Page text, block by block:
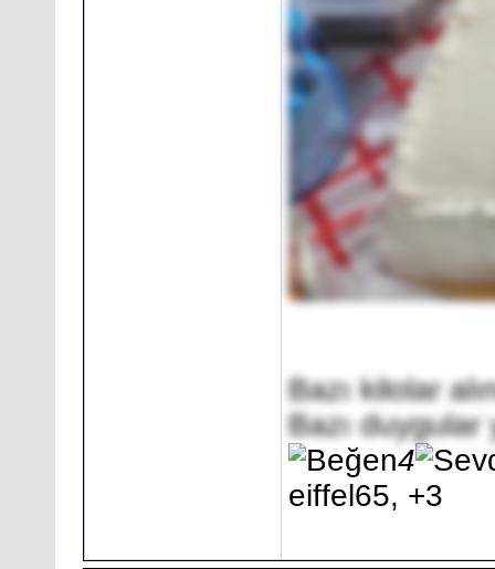
Bazı kilolar
Bazı duygular
4
eiffel65, +3